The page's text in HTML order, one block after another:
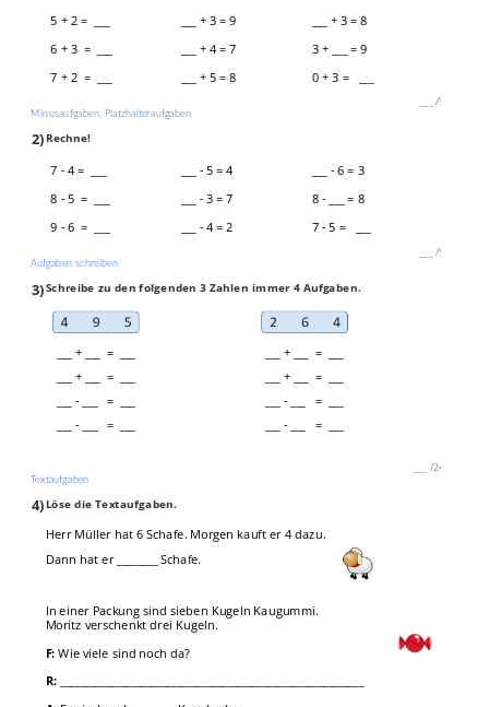
5 + 2 = ___ ___ + 3 = 9 ___ + 3 = 8
6 + 3 = ___ ___ + 4 = 7 3 + ___ = 9
7 + 2 = ___ ___ + 5 = 8 0 + 3 = ___
/9P
Minusaufgaben, Platzhalteraufgaben
2) Rechne!
7 - 4 = ___ ___ - 5 = 4 ___ - 6 = 3
8 - 5 = ___ ___ - 3 = 7
8 - ___ = 8
9 - 6 = ___
___ - 4 = 2 7 - 5 = ___
/9P
Aufgaben schreiben
3)Schreibe zu den folgenden 3 Zahlen immer 4 Aufgaben.
___ + ___ = ___
___ + ___ = ___
___ - ___ = ___
___ - ___ = ___
___ + ___ = ___
___ + ___ = ___
___ - ___ = ___
___ - ___ = ___
/24P
Textaufgaben
4) Löse die Textaufgaben.
Herr Müller hat 6 Schafe. Morgen kauft er 4 dazu.
Dann hat er ________ Schafe.
In einer Packung sind sieben Kugeln Kaugummi.
Moritz verschenkt drei Kugeln.
F:Wie viele sind noch da?
R: